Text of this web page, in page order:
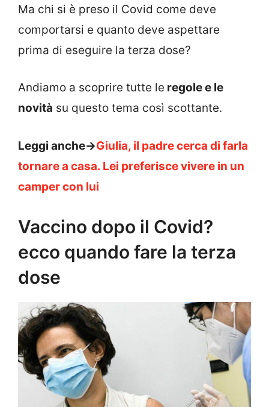
Ma chi si è preso il Covid come deve
comportarsi e quanto deve aspettare
prima di eseguire la terza dose?
Andiamo a scoprire tutte le regole e le
novità su questo tema così scottante.
Leggi anche->Giulia, il padre cerca di farla
tornare a casa. Lei preferisce vivere in un
camper con lui
Vaccino dopo il Covid?
ecco quando fare la terza
dose